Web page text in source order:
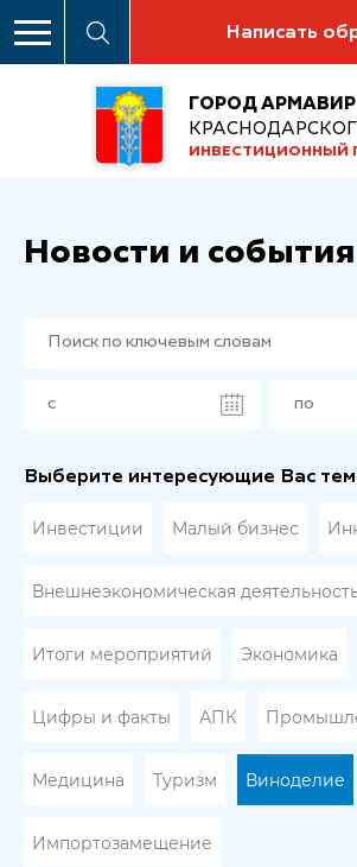
Написать
ГОРОД АРМАВИР
ИНВЕСТИЦИОННЫЙ
Новости и события
Выберите интересующие Вас
Инвестиции Малый бизнес
Внешнеэкономическая
Итоги мероприятий Экономика
Цифры и факты АПК
Медицина Туризм Виноделие
Импортозамещение